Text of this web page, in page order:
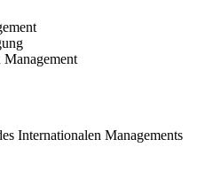
Management
Internationalen Managements